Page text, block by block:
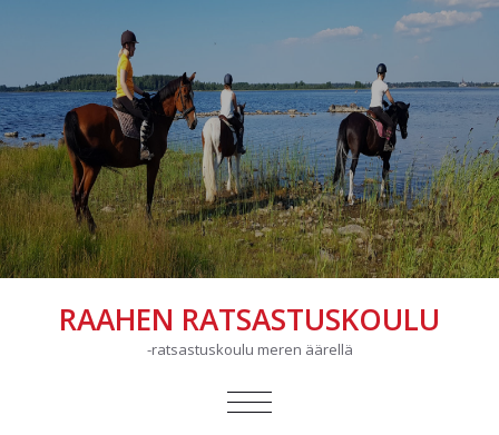
RAAHEN RATSASTUSKOULU
-ratsastuskoulu meren äärellä
AVAA/SULJE